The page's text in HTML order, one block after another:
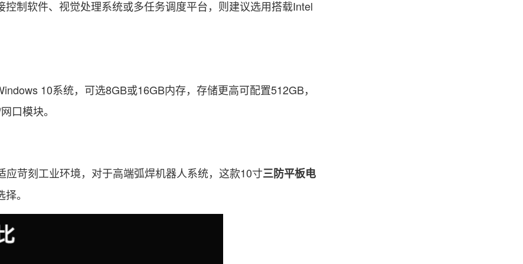
制软件、视觉处理系统或多任务调度平台，则建议选用搭载Intel
10系统，可选8GB或16GB内存，存储更高可配置512GB，
口模块。
苛刻工业环境，对于高端弧焊机器人系统，这款10寸三防平板电
。